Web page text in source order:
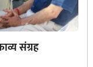
संग्रह